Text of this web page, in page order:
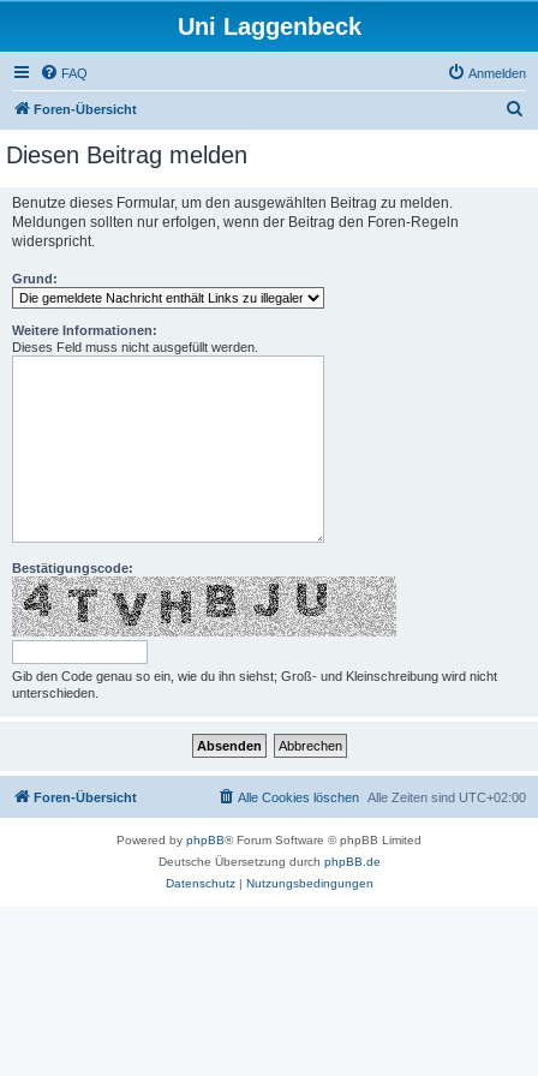
Uni Laggenbeck
FAQ Anmelden
Foren-Übersicht
Diesen Beitrag melden
Benutze dieses Formular, um den ausgewählten Beitrag zu melden.
Meldungen sollten nur erfolgen, wenn der Beitrag den Foren-Regeln
widerspricht.
Grund:
Weitere Informationen:
Dieses Feld muss nicht ausgefüllt werden.
Bestätigungscode:
Gib den Code genau so ein, wie du ihn siehst; Groß- und Kleinschreibung wird nicht
unterschieden.
Foren-Übersicht Alle Zeiten sind UTC+02:00
Alle Cookies löschen
Powered by phpBB® Forum Software © phpBB Limited
Deutsche Übersetzung durch phpBB.de
Datenschutz| Nutzungsbedingungen